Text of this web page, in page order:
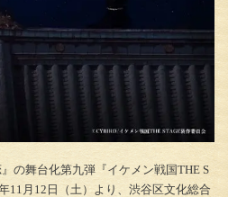
の舞台化第九弾『イケメン戦国THE S
11月12日（土）より、渋谷区文化総合